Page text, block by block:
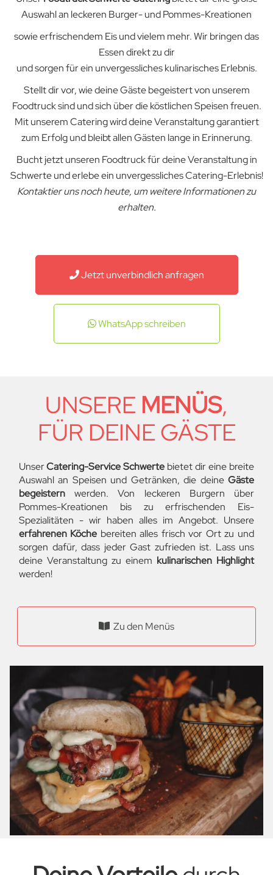
Auswahl an leckeren Burger- und Pommes-Kreationen
sowie erfrischendem Eis und vielem mehr. Wir bringen das
Essen direkt zu dir
und sorgen für ein unvergessliches kulinarisches Erlebnis.
Stellt dir vor, wie deine Gäste begeistert von unserem
Foodtruck sind und sich über die köstlichen Speisen freuen.
Mit unserem Catering wird deine Veranstaltung garantiert
zum Erfolg und bleibt allen Gästen lange in Erinnerung.
Bucht jetzt unseren Foodtruck für deine Veranstaltung in
Schwerte und erlebe ein unvergessliches Catering-Erlebnis!
Kontaktier uns noch heute, um weitere Informationen zu
erhalten.
Jetzt unverbindlich anfragen
WhatsApp schreiben
UNSERE MENÜS,
FÜR DEINE GÄSTE
UnserCatering-Service Schwerte bietet dir eine breite
Auswahl an Speisen und Getränken, die deine Gäste
begeistern werden. Von leckeren Burgern über
Pommes-Kreationen bis zu erfrischenden Eis-
Spezialitäten - wir haben alles im Angebot. Unsere
erfahrenen Köche bereiten alles frisch vor Ort zu und
sorgen dafür, dass jeder Gast zufrieden ist. Lass uns
deine Veranstaltung zu einem kulinarischen Highlight
werden!
Zu den Menüs